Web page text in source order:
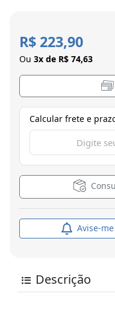
R$ 223,90
Ou 3x de R$ 74,63
Calcular frete e
Avise-
Descrição